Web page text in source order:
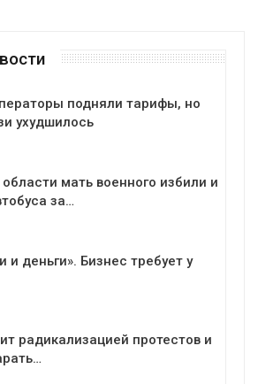
подняли тарифы, но
ухудшилось
мать военного избили и
за…
и деньги». Бизнес требует у
радикализацией протестов и